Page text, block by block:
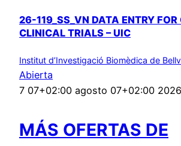
26-119_SS_VN DATA ENTRY FOR
CLINICAL TRIALS – UIC
Institut d’Investigació Biomèdica de
Abierta
7 07+02:00 agosto 07+02:00 2026
MÁS OFERTAS DE